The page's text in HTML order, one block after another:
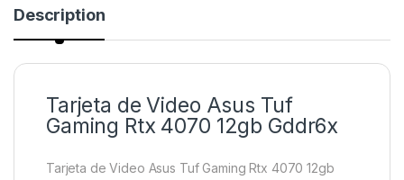
Description
Tarjeta de Video Asus Tuf
Gaming Rtx 4070 12gb Gddr6x
Tarjeta de Video Asus Tuf Gaming Rtx 4070 12gb